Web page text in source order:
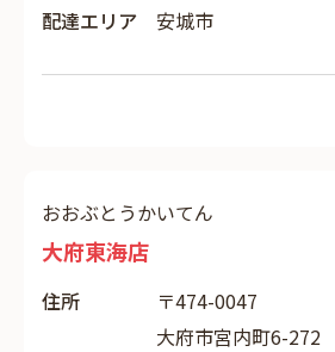
配達エリア
安城市
おおぶとうかいてん
大府東海店
住所
〒474-0047
大府市宮内町6-272